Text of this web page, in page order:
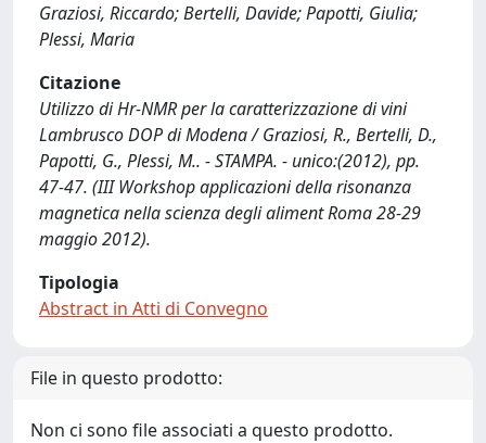
Graziosi, Riccardo; Bertelli, Davide; Papotti, Giulia;
Plessi, Maria
Citazione
Utilizzo di Hr-NMR per la caratterizzazione di vini
Lambrusco DOP di Modena / Graziosi, R., Bertelli, D.,
Papotti, G., Plessi, M.. - STAMPA. - unico:(2012), pp.
47-47. (III Workshop applicazioni della risonanza
magnetica nella scienza degli aliment Roma 28-29
maggio 2012).
Tipologia
Abstract in Atti di Convegno
File in questo prodotto:
Non ci sono file associati a questo prodotto.